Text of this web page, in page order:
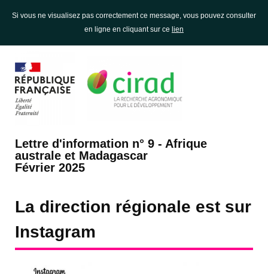
Si vous ne visualisez pas correctement ce message, vous pouvez consulter
en ligne en cliquant sur ce lien
Lettre d'information n° 9 - Afrique
australe et Madagascar
Février 2025
La direction régionale est sur
Instagram